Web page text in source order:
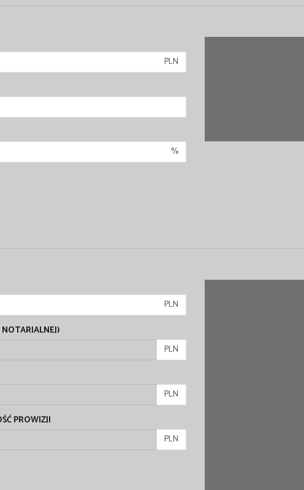
PLN
%
PLN
PLN
PLN
PROWIZJI
PLN